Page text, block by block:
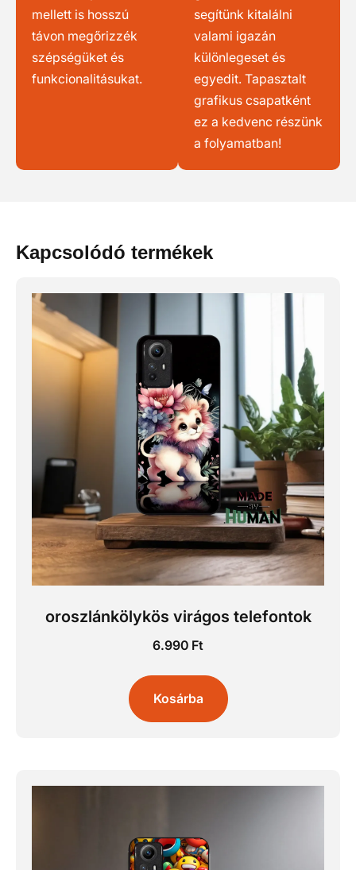
mellett is hosszú
távon megőrizzék
szépségüket és
funkcionalitásukat.
segítünk kitalálni
valami igazán
különlegeset és
egyedit. Tapasztalt
grafikus csapatként
ez a kedvenc részünk
a folyamatban!
Kapcsolódó termékek
oroszlánkölykös virágos telefontok
6.990 Ft
Kosárba